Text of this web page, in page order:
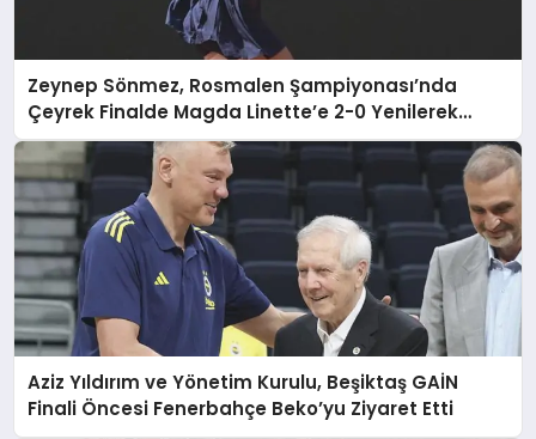
Zeynep Sönmez, Rosmalen Şampiyonası’nda
Çeyrek Finalde Magda Linette’e 2-0 Yenilerek
Elendi
Aziz Yıldırım ve Yönetim Kurulu, Beşiktaş GAİN
Finali Öncesi Fenerbahçe Beko’yu Ziyaret Etti